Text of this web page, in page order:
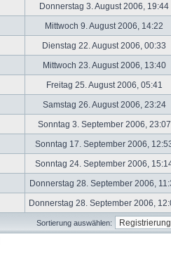
Donnerstag 3. August 2006, 19:44
Mittwoch 9. August 2006, 14:22
Dienstag 22. August 2006, 00:33
Mittwoch 23. August 2006, 13:40
Freitag 25. August 2006, 05:41
Samstag 26. August 2006, 23:24
Sonntag 3. September 2006,
Sonntag 17. September 2006,
Sonntag 24. September 2006,
Donnerstag 28. September 2006,
Donnerstag 28. September 2006,
Sortierung auswählen: